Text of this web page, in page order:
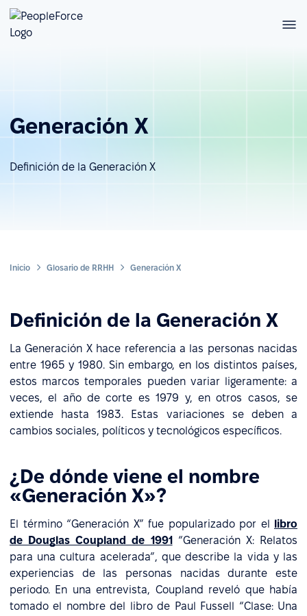
Generación X
Definición de la Generación X
Inicio Glosario de RRHH Generación X
Definición de la Generación X
La Generación X hace referencia a las personas nacidas
entre 1965 y 1980. Sin embargo, en los distintos países,
estos marcos temporales pueden variar ligeramente: a
veces, el año de corte es 1979 y, en otros casos, se
extiende hasta 1983. Estas variaciones se deben a
cambios sociales, políticos y tecnológicos específicos.
¿De dónde viene el nombre
«Generación X»?
El término “Generación X” fue popularizado por el libro
de Douglas Coupland de 1991
“Generación X: Relatos
para una cultura acelerada”, que describe la vida y las
experiencias de las personas nacidas durante este
periodo. En una entrevista, Coupland reveló que había
tomado el nombre del libro de Paul Fussell “Clase: Una